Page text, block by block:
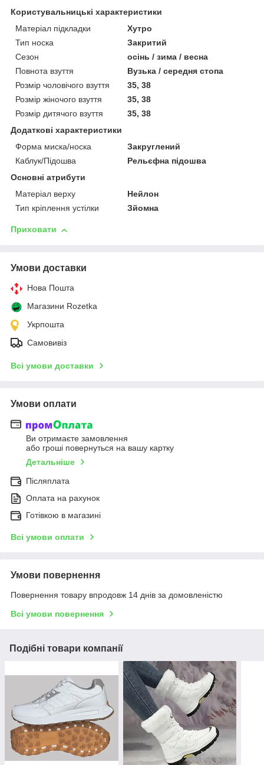
Користувальницькі характеристики
Матеріал підкладки
Хутро
Тип носка
Закритий
Сезон
осінь / зима / весна
Повнота взуття
Вузька / середня стопа
Розмір чоловічого взуття
35, 38
Розмір жіночого взуття
35, 38
Розмір дитячого взуття
35, 38
Додаткові характеристики
Форма миска/носка
Закруглений
Каблук/Підошва
Рельєфна підошва
Основні атрибути
Матеріал верху
Нейлон
Тип кріплення устілки
Зйомна
Приховати
Умови доставки
Нова Пошта
Магазини Rozetka
Укрпошта
Самовивіз
Всі умови доставки
Умови оплати
Ви отримаєте замовлення
або гроші повернуться на вашу картку
Детальніше
Післяплата
Оплата на рахунок
Готівкою в магазині
Всі умови оплати
Умови повернення
Повернення товару впродовж 14 днів за домовленістю
Всі умови повернення
Подібні товари компанії